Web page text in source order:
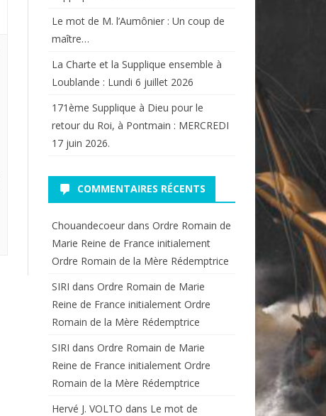
Le mot de M. l’Aumônier : Un coup de
maître…
La Charte et la Supplique ensemble à
Loublande : Lundi 6 juillet 2026
171ème Supplique à Dieu pour le
retour du Roi, à Pontmain : MERCREDI
17 juin 2026.
COMMENTAIRES RÉCENTS
Chouandecoeurdans Ordre Romain de
Marie Reine de France initialement
Ordre Romain de la Mère Rédemptrice
SIRI dans Ordre Romain de Marie
Reine de France initialement Ordre
Romain de la Mère Rédemptrice
SIRI dans Ordre Romain de Marie
Reine de France initialement Ordre
Romain de la Mère Rédemptrice
Hervé J. VOLTO dans Le mot de